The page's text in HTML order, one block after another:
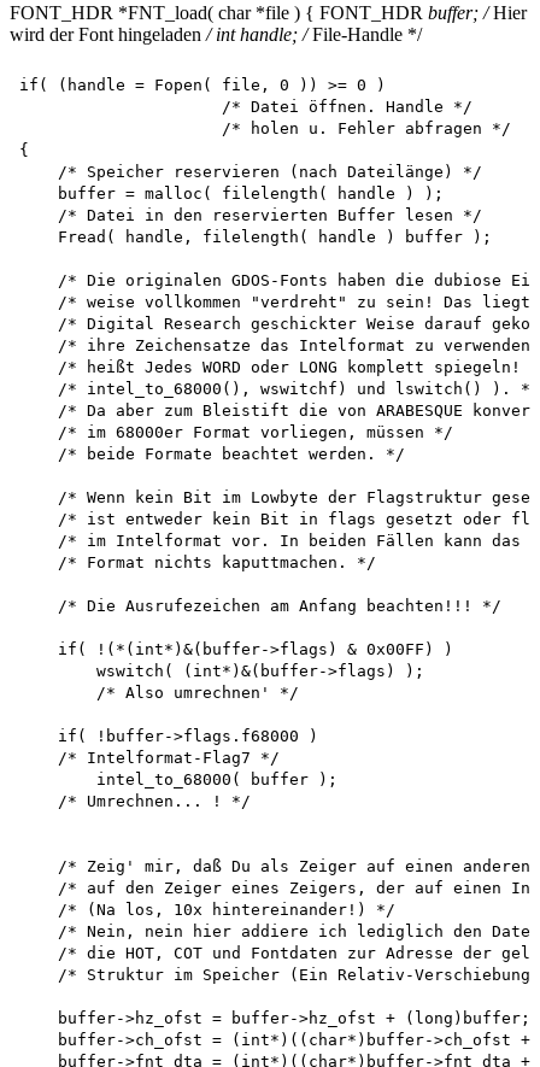
FONT_HDR *FNT_load( char *file ) { FONT_HDR buffer; /Hier
wird der Font hingeladen / int handle; /File-Handle */
if( (handle = Fopen( file, 0 )) >= 0 )
                     /* Datei öffnen. Handle */
                     /* holen u. Fehler abfragen */
{
    /* Speicher reservieren (nach Dateilänge) */
    buffer = malloc( filelength( handle ) );
    /* Datei in den reservierten Buffer lesen */
    Fread( handle, filelength( handle ) buffer );
/* Die originalen GDOS-Fonts haben die dubiose
/* weise vollkommen "verdreht" zu sein! Das liegt
/* Digital Research geschickter Weise darauf
/* ihre Zeichensatze das Intelformat zu verwenden
/* heißt Jedes WORD oder LONG komplett spiegeln!
    /* intel_to_68000(), wswitchf) und lswitch() ). */
/* Da aber zum Bleistift die von ARABESQUE
    /* im 68000er Format vorliegen, müssen */
    /* beide Formate beachtet werden. */
/* Wenn kein Bit im Lowbyte der Flagstruktur
/* ist entweder kein Bit in flags gesetzt oder
/* im Intelformat vor. In beiden Fällen kann das
    /* Format nichts kaputtmachen. */
    /* Die Ausrufezeichen am Anfang beachten!!! */
    if( !(*(int*)&(buffer->flags) & 0x00FF) )
        wswitch( (int*)&(buffer->flags) );
        /* Also umrechnen' */
    if( !buffer->flags.f68000 )
    /* Intelformat-Flag7 */
        intel_to_68000( buffer );
    /* Umrechnen... ! */
/* Zeig' mir, daß Du als Zeiger auf einen anderen
/* auf den Zeiger eines Zeigers, der auf einen
    /* (Na los, 10x hintereinander!) */
/* Nein, nein hier addiere ich lediglich den
/* die HOT, COT und Fontdaten zur Adresse der
/* Struktur im Speicher (Ein Relativ-Verschiebung
    buffer->hz_ofst = buffer->hz_ofst + (long)buffer;
buffer->ch_ofst = (int*)((char*)buffer->ch_ofst
buffer->fnt_dta = (int*)((char*)buffer->fnt_dta +